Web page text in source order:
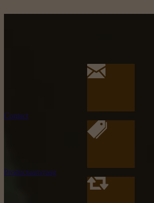
Contact
Productaanvraag